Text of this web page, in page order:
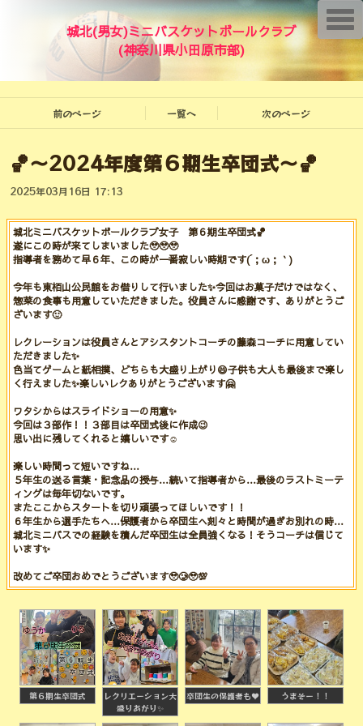
城北(男女)ミニバスケットボールクラブ
(神奈川県小田原市部)
前のページ 一覧へ 次のページ
🏀〜2024年度第６期生卒団式〜🏀
2025年03月16日 17:13
城北ミニバスケットボールクラブ女子 第６期生卒団式🏀
遂にこの時が来てしまいました🥹🥹🥹
指導者を務めて早６年、この時が一番寂しい時期です(´；ω；｀)
今年も東栢山公民館をお借りして行いました✨️今回はお菓子だけではなく、
惣菜の食事も用意していただきました。役員さんに感謝です、ありがとうご
ざいます🙂
レクレーションは役員さんとアシスタントコーチの藤森コーチに用意してい
ただきました✨️
色当てゲームと紙相撲、どちらも大盛り上がり😄子供も大人も最後まで楽し
く行えました✨️楽しいレクありがとうございます🤗
ワタシからはスライドショーの用意✨️
今回は３部作！！３部目は卒団式後に作成😉
思い出に残してくれると嬉しいです☺️
楽しい時間って短いですね…
５年生の送る言葉・記念品の授与…続いて指導者から…最後のラストミーテ
ィングは毎年切ないです。
またここからスタートを切り頑張ってほしいです！！
６年生から選手たちへ…保護者から卒団生へ刻々と時間が過ぎお別れの時…
城北ミニバスでの経験を積んだ卒団生は全員強くなる！そうコーチは信じて
います✨️
改めてご卒団おめでとうございます🥹🥲🥹💯
第６期生卒団式
レクリエーション大
盛りあがり✨
卒団生の保護者も♥ うまそー！！
T
o
g
l
a